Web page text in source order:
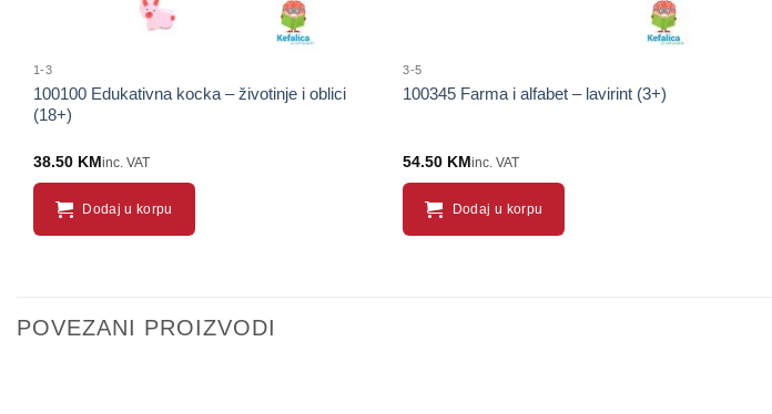
1-3
100100 Edukativna kocka – životinje i oblici
(18+)
38.50 KMinc. VAT
Dodaj u korpu
3-5
100345 Farma i alfabet – lavirint (3+)
54.50 KMinc. VAT
Dodaj u korpu
POVEZANI PROIZVODI